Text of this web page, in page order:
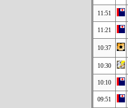
11:51
11:21
10:37
10:30
10:10
09:51